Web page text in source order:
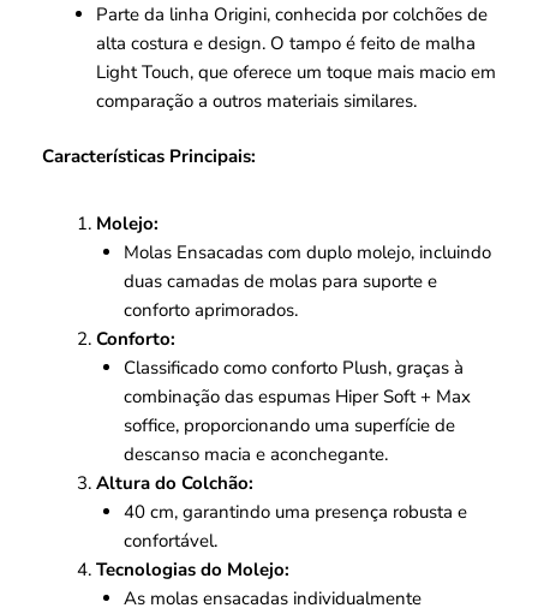
Parte da linha Origini, conhecida por colchões de
alta costura e design. O tampo é feito de malha
Light Touch, que oferece um toque mais macio em
comparação a outros materiais similares.
Características Principais:
Molejo:
Molas Ensacadas com duplo molejo, incluindo
duas camadas de molas para suporte e
conforto aprimorados.
Conforto:
Classificado como conforto Plush, graças à
combinação das espumas Hiper Soft + Max
soffice, proporcionando uma superfície de
descanso macia e aconchegante.
Altura do Colchão:
40 cm, garantindo uma presença robusta e
confortável.
Tecnologias do Molejo:
As molas ensacadas individualmente